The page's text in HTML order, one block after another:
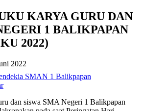
KARYA GURU DAN
1 BALIKPAPAN
2022)
2022
SMAN 1 Balikpapan
pada
BUKU
dan siswa SMA Negeri 1 Balikpapan